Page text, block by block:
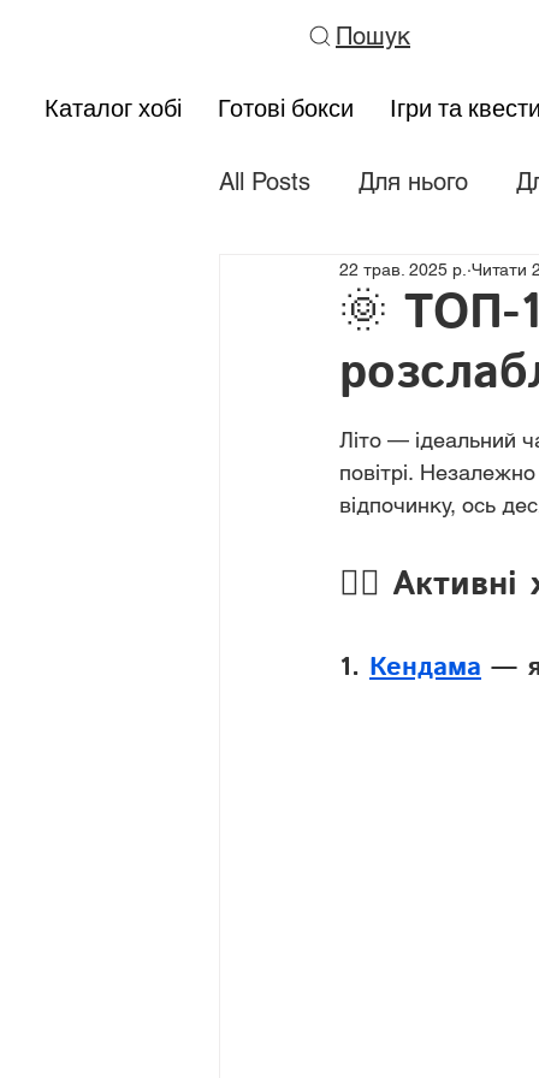
Пошук
Каталог хобі Готові бокси Ігри та
All Posts Для нього
Тематичні подарунки
🌞 ТОП-
22 трав. 2025 р. Читати
Літо — ідеальний
повітрі.
відпочинку, ось
🏃‍♂️ Активні
1. Кендама —